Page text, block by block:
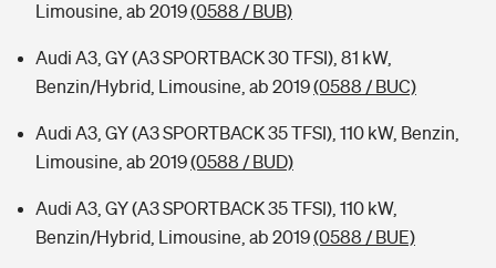
Limousine, ab 2019(0588 / BUB)
Audi A3, GY (A3 SPORTBACK 30 TFSI), 81 kW,
Benzin/Hybrid, Limousine, ab 2019(0588 / BUC)
Audi A3, GY (A3 SPORTBACK 35 TFSI), 110 kW, Benzin,
Limousine, ab 2019(0588 / BUD)
Audi A3, GY (A3 SPORTBACK 35 TFSI), 110 kW,
Benzin/Hybrid, Limousine, ab 2019(0588 / BUE)